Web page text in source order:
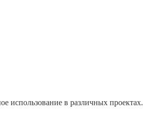
использование в различных проектах.